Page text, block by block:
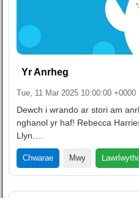
Yr Anrheg
Tue, 11 Mar 2025 10:00:00 +0000
Dewch i wrando ar stori am
nghanol yr haf! Rebecca
Llyn.…
Chwarae Mwy